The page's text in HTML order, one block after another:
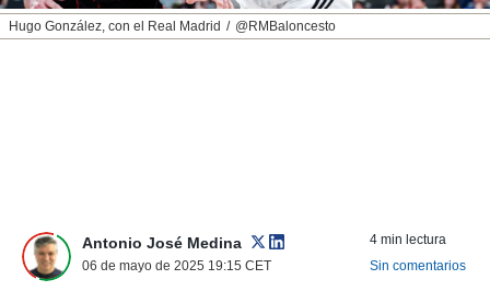
a la
perfil
y
RECHAZAR
Hugo González, con el Real Madrid @RMBaloncesto
Antonio José Medina
06 de mayo de 2025 19:15 CET
4 min lectura
Sin comentarios